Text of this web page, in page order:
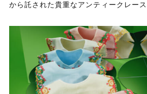
から託された貴重なアンティークレース